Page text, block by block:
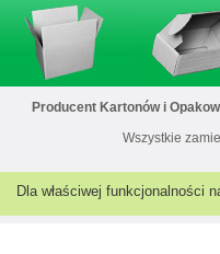
Producent Kartonów i
Wszystkie
Dla właściwej funkcjonalności